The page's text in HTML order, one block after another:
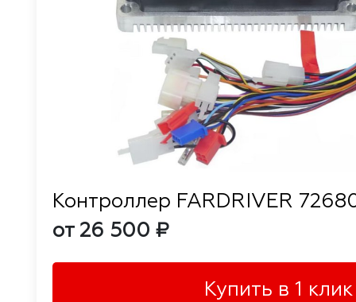
Контроллер FARDRIVER
от 26 500 ₽
Купить в 1 клик